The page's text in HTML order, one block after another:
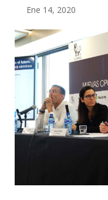
Ene 14, 2020